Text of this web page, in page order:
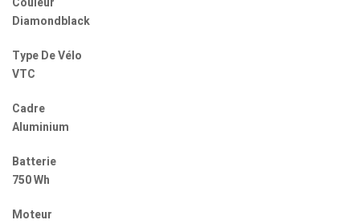
Diamondblack
Type De Vélo
VTC
Cadre
Aluminium
Batterie
750 Wh
Moteur